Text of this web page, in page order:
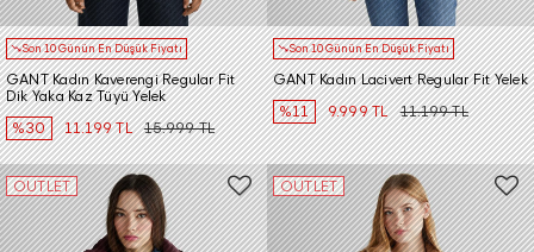
Son 10 Günün En Düşük Fiyatı
GANT Kadın Kaverengi Regular Fit
Dik Yaka Kaz Tüyü Yelek
%30
11.199 TL 15.999 TL
Son 10 Günün En Düşük Fiyatı
GANT Kadın Lacivert Regular Fit Yelek
%11
9.999 TL 11.199 TL
OUTLET OUTLET